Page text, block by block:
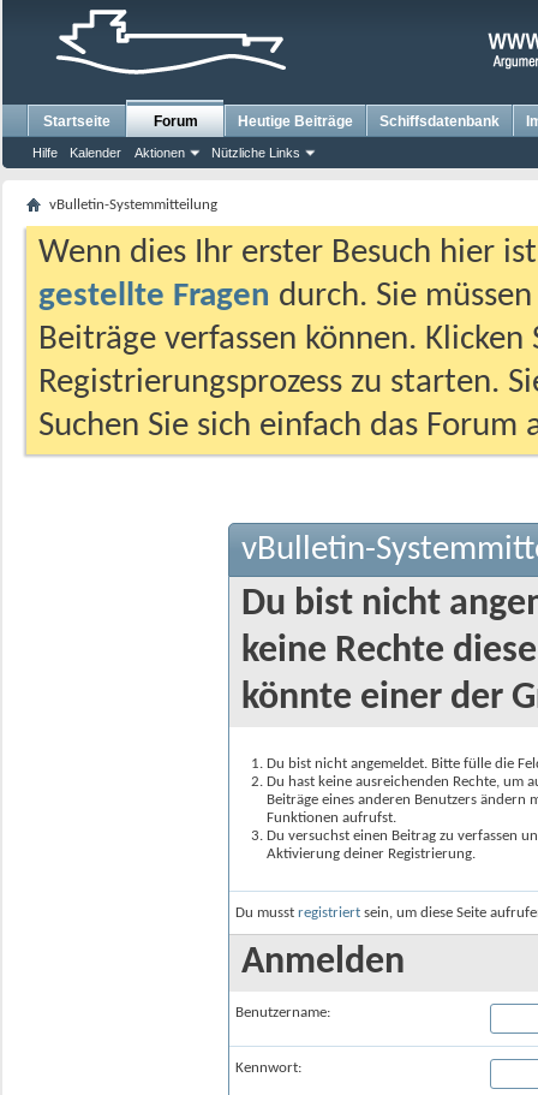
Startseite Forum
Hilfe Kalender Aktionen Nützliche Links
Heutige Beiträge Schiffsdatenbank
vBulletin-Systemmitteilung
Wenn dies Ihr erster Besuch hier
gestellte Fragen durch. Sie
Beiträge verfassen können.
Registrierungsprozess zu starten.
Suchen Sie sich einfach das
vBulletin-
Du bist nicht
keine Rechte
könnte einer der
Du bist nicht angemeldet. Bitte fülle die
Du hast keine ausreichenden Rechte, um
Beiträge eines anderen Benutzers
Funktionen aufrufst.
Du versuchst einen Beitrag zu verfassen
Aktivierung deiner Registrierung.
Du musst registriert sein, um diese Seite
Anmelden
Benutzername:
Kennwort: